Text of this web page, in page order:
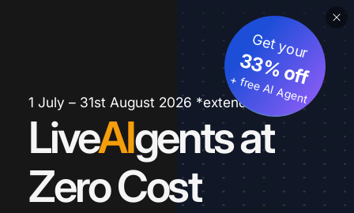
1 July – 31st August 2026 *extended
LiveAIgents at
Zero Cost
Get your
33% off
+ free AI Agent